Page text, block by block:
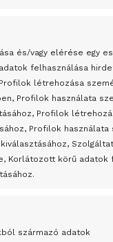
és/vagy elérése egy
felhasználása
létrehozása
Profilok használata
Profilok
Profilok használata
Korlátozott körű adatok
származó adatok
az
el Banksy művét
alkotók művei
országok zsidó
nyílt